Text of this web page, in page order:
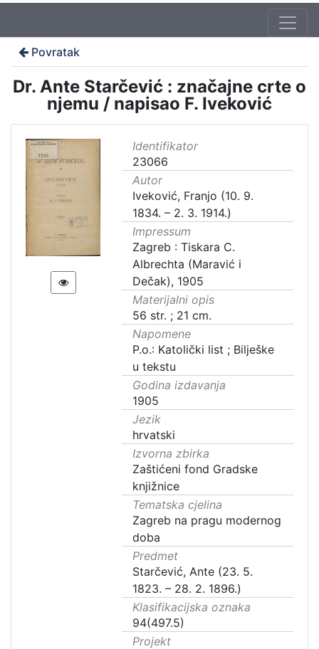
Povratak
Dr. Ante Starčević : značajne crte o
njemu / napisao F. Iveković
Identifikator
23066
Autor
Iveković, Franjo (10. 9.
1834. – 2. 3. 1914.)
Impressum
Zagreb : Tiskara C.
Albrechta (Maravić i
Dečak), 1905
Materijalni opis
56 str. ; 21 cm.
Napomene
P.o.: Katolički list ; Bilješke
u tekstu
Godina izdavanja
1905
Jezik
hrvatski
Izvorna zbirka
Zaštićeni fond Gradske
knjižnice
Tematska cjelina
Zagreb na pragu modernog
doba
Predmet
Starčević, Ante (23. 5.
1823. – 28. 2. 1896.)
Klasifikacijska oznaka
94(497.5)
Projekt